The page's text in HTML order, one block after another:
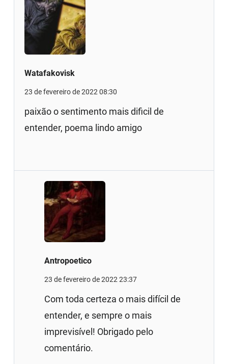
Watafakovisk
23 de fevereiro de 2022 08:30
paixão o sentimento mais dificil de
entender, poema lindo amigo
Antropoetico
23 de fevereiro de 2022 23:37
Com toda certeza o mais difícil de
entender, e sempre o mais
imprevisível! Obrigado pelo
comentário.